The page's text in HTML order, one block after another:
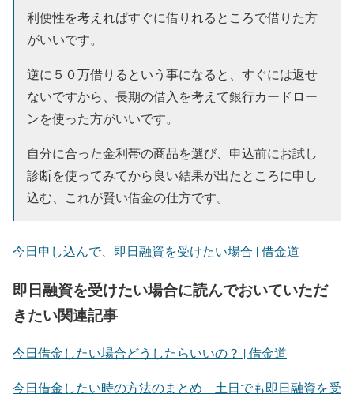
利便性を考えればすぐに借りれるところで借りた方
がいいです。
逆に５０万借りるという事になると、すぐには返せ
ないですから、長期の借入を考えて銀行カードロー
ンを使った方がいいです。
自分に合った金利帯の商品を選び、申込前にお試し
診断を使ってみてから良い結果が出たところに申し
込む、これが賢い借金の仕方です。
今日申し込んで、即日融資を受けたい場合 | 借金道
即日融資を受けたい場合に読んでおいていただ
きたい関連記事
今日借金したい場合どうしたらいいの？ | 借金道
今日借金したい時の方法のまとめ 土日でも即日融資を受